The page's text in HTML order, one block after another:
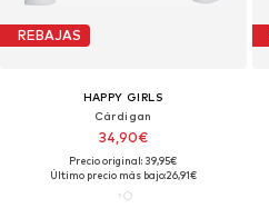
REBAJAS
HAPPY GIRLS
Cárdigan
34,90€
Precio original: 39,95€
Último precio más bajo:26,91€